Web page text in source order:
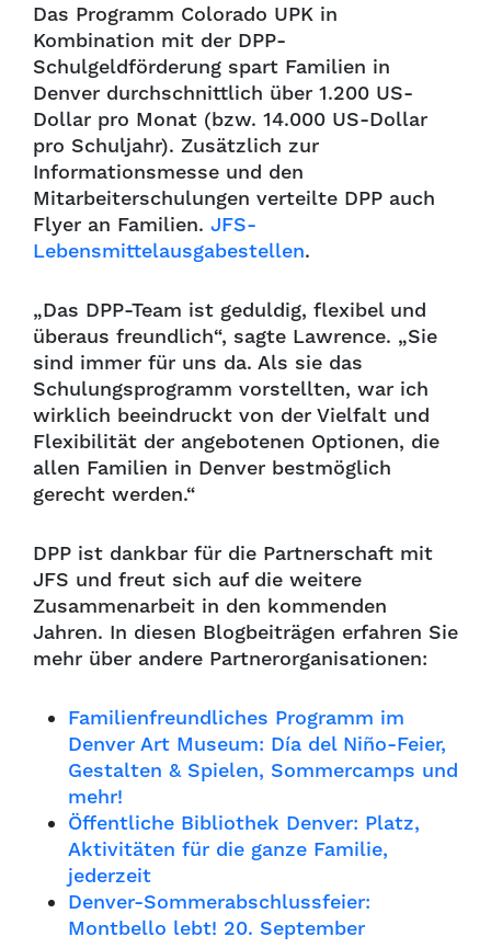
Das Programm Colorado UPK in
Kombination mit der DPP-
Schulgeldförderung spart Familien in
Denver durchschnittlich über 1.200 US-
Dollar pro Monat (bzw. 14.000 US-Dollar
pro Schuljahr). Zusätzlich zur
Informationsmesse und den
Mitarbeiterschulungen verteilte DPP auch
Flyer an Familien. JFS-
Lebensmittelausgabestellen.
„Das DPP-Team ist geduldig, flexibel und
überaus freundlich“, sagte Lawrence. „Sie
sind immer für uns da. Als sie das
Schulungsprogramm vorstellten, war ich
wirklich beeindruckt von der Vielfalt und
Flexibilität der angebotenen Optionen, die
allen Familien in Denver bestmöglich
gerecht werden.“
DPP ist dankbar für die Partnerschaft mit
JFS und freut sich auf die weitere
Zusammenarbeit in den kommenden
Jahren. In diesen Blogbeiträgen erfahren Sie
mehr über andere Partnerorganisationen:
Familienfreundliches Programm im
Denver Art Museum: Día del Niño-Feier,
Gestalten & Spielen, Sommercamps und
mehr!
Öffentliche Bibliothek Denver: Platz,
Aktivitäten für die ganze Familie,
jederzeit
Denver-Sommerabschlussfeier:
Montbello lebt! 20. September